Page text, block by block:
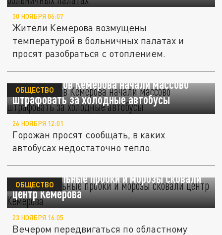
30 НОЯБРЯ 06:07
Жители Кемерова возмущены
температурой в больничных палатах и
просят разобраться с отоплением.
Перевозчиков Кемерова начали массово
штрафовать за холодные автобусы
ОБЩЕСТВО
26 НОЯБРЯ 12:01
Горожан просят сообщать, в каких
автобусах недостаточно тепло.
Девятибалльные пробки и морозы сковали
центр Кемерова
ОБЩЕСТВО
23 НОЯБРЯ 16:05
Вечером передвигаться по областному